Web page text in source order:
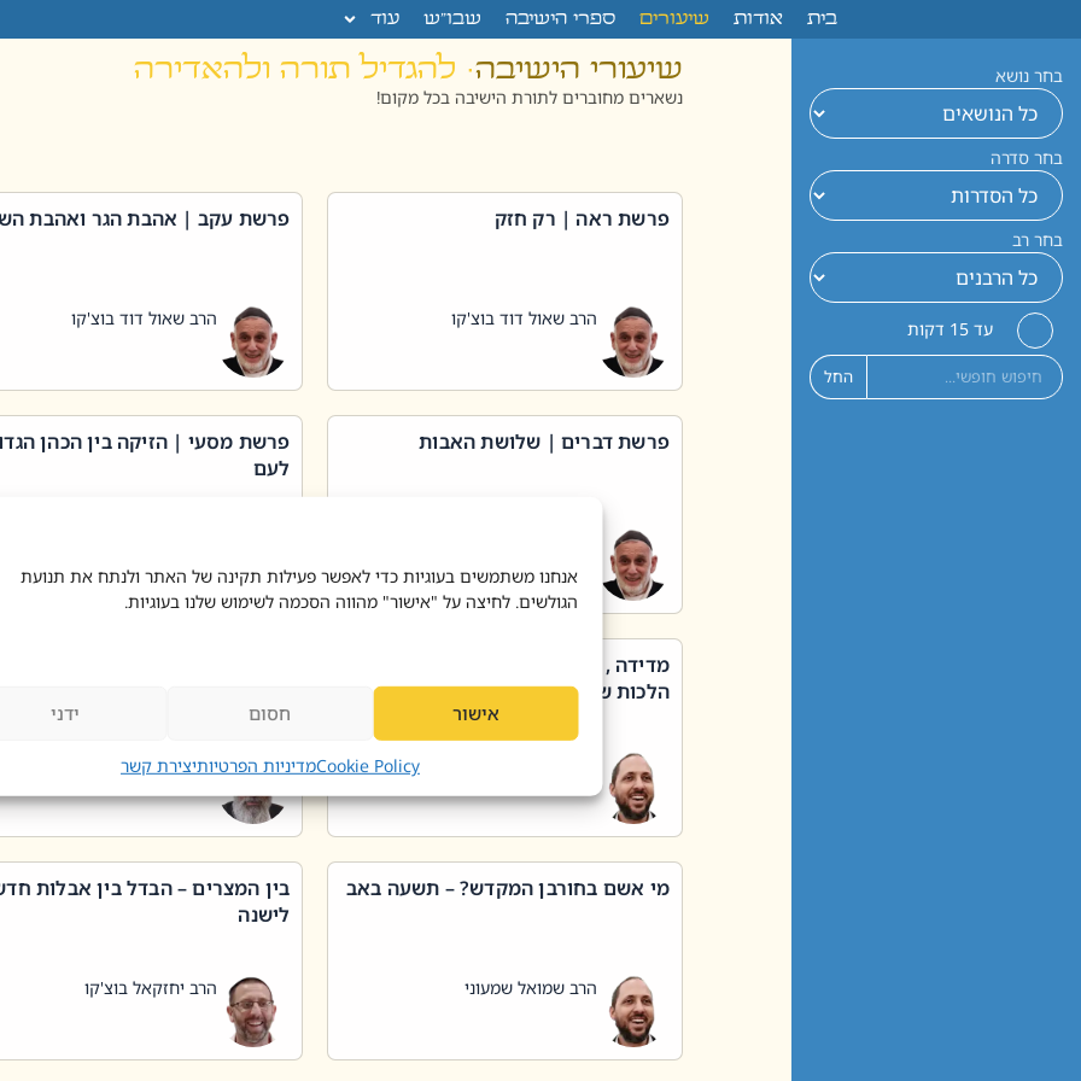
אנחנו משתמשים בעוגיות כדי לאפשר פעילות תקינה של האתר ולנתח את תנועת
הגולשים. לחיצה על "אישור" מהווה הסכמה לשימוש שלנו בעוגיות.
אישור חסום ידני
Cookie Policyמדיניות הפרטיותיצירת קשר
בית אודות שיעורים ספרי הישיבה שבו”ש עוד
בחר נושא
בחר סדרה
בחר רב
עד 15 דקות
החל
שיעורי הישיבה· להגדיל תורה ולהאדירה
נשארים מחוברים לתורת הישיבה בכל מקום!
פרשת ראה | רק חזק
הרב שאול דוד בוצ'קו
פרשת עקב | אהבת הגר ואהבת
הרב שאול דוד בוצ'קו
פרשת דברים | שלושת האבות
פרשת מסעי | הזיקה בין הכהן
לעם
מדידה , קניה , שטיפת כלים בשבת –
הלכות שבת – סימן שכג
הרב יאיר בידני
מי אשם בחורבן המקדש? – תשעה באב
הרב שמואל שמעוני
בין המצרים – הבדל בין אבלות
לישנה
הרב יחזקאל בוצ'קו